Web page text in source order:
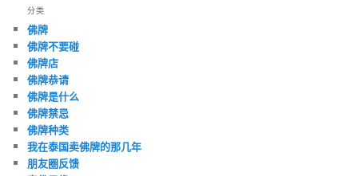
分类
佛牌
佛牌不要碰
佛牌店
佛牌恭请
佛牌是什么
佛牌禁忌
佛牌种类
我在泰国卖佛牌的那几年
朋友圈反馈